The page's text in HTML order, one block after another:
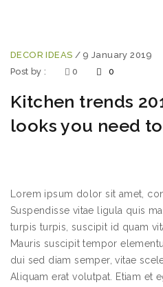
DECOR IDEAS / 9 January 2019
Post by :
0 0
Kitchen trends
looks you need
Lorem ipsum dolor sit amet,
Suspendisse vitae ligula quis
turpis turpis, suscipit id quam
Mauris suscipit tempor
dui sed diam semper, vitae
Aliquam erat volutpat. Etiam et